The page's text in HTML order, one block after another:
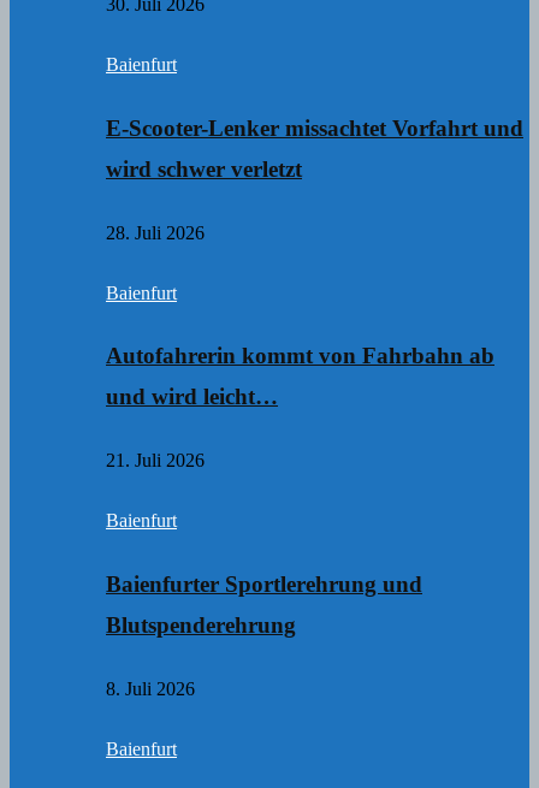
30. Juli 2026
Baienfurt
E-Scooter-Lenker missachtet Vorfahrt und
wird schwer verletzt
28. Juli 2026
Baienfurt
Autofahrerin kommt von Fahrbahn ab
und wird leicht…
21. Juli 2026
Baienfurt
Baienfurter Sportlerehrung und
Blutspenderehrung
8. Juli 2026
Baienfurt